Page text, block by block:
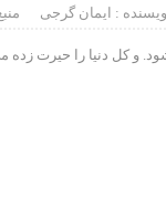
: ایمان گرجی
و کل دنیا را حیرت زده